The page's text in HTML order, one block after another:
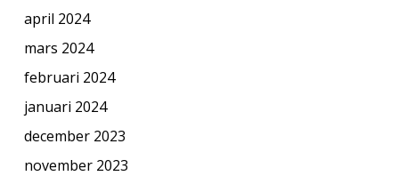
april 2024
mars 2024
februari 2024
januari 2024
december 2023
november 2023